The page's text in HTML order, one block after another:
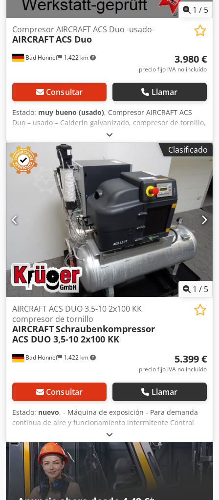
1 / 5
Bad Honnef 1.422 km
Compresor AIRCRAFT ACS Duo -usado-
AIRCRAFTACS Duo
3.980 €
precio fijo IVA no incluído
Consultar Llamar
Estado: muy bueno (usado), Compresor AIRCRAFT ACS
Duo – usado – Calderín galvanizado, compresor de tornillo,
incl. secador frigorífico, incl. tratamiento de condensados,
purgador automático de condensados Crsdpowb Evtofx
Abpof ----- Datos técnicos ----- Capacidad del depósito: 2 x
100 litros, Rendimiento de llenado: 360 litros, Presión
máxima: 10 bar, Motor: 3,5 kW, Velocidad: 2.880 rpm, Nivel
de presión sonora: 69 dB, Dimensiones (LxAnxAl): 1.200 x
900 x 1.250 mm, Peso: 201 kg Información de calidad: -
limpieza básica completa - sistema eléctrico revisado - listo
para su uso inmediato
Clasificado
1 / 5
Bad Honnef 1.422 km
AIRCRAFT ACS DUO 3.5-10 2x100 KK
compresor de tornillo
AIRCRAFTSchraubenkompressor
ACS DUO 3,5-10 2x100 KK
5.399 €
precio fijo IVA no incluído
Consultar Llamar
Estado: nuevo, - Máquina de exposición - Para demanda
continua de aire y funcionamiento intermitente Control
electrónico para fiabilidad y eficiencia. Mayor flexibilidad
gracias a los dos depósitos de aire comprimido. Equipos
de alta calidad y ampliables. Funcionamiento suave y
silencioso. También puede utilizarse en funcionamiento
intermitente. Equipo DUO KK con secador frigorífico y filtro
fino como prefiltro antes del secador frigorífico
Acondicionador de condensados para la separación de